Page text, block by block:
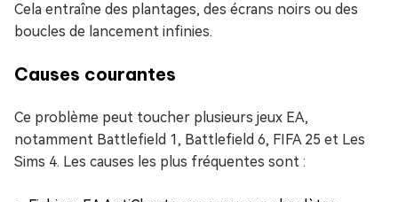
Cela entraîne des plantages, des écrans noirs ou des
boucles de lancement infinies.
Causes courantes
Ce problème peut toucher plusieurs jeux EA,
notamment Battlefield 1, Battlefield 6, FIFA 25 et Les
Sims 4. Les causes les plus fréquentes sont :